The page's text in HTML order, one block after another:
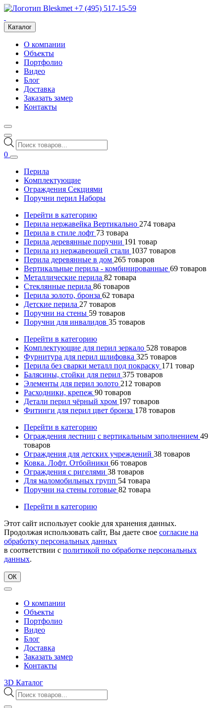
+7 (495) 517-15-59
Каталог
О компании
Объекты
Портфолио
Видео
Блог
Доставка
Заказать замер
Контакты
Поиск
товаров
0
Перила
Комплектующие
Ограждения Секциями
Поручни перил Наборы
Перейти в категорию
Перила нержавейка Вертикально 274 товара
Перила в стиле лофт 73 товара
Перила деревянные поручни 191 товар
Перила из нержавеющей стали 1037 товаров
Перила деревянные в дом 265 товаров
Вертикальные перила - комбинированные 69 товаров
Металлические перила 82 товара
Стеклянные перила 86 товаров
Перила золото, бронза 62 товара
Детские перила 27 товаров
Поручни на стены 59 товаров
Поручни для инвалидов 35 товаров
Перейти в категорию
Комплектующие для перил зеркало 528 товаров
Фурнитура для перил шлифовка 325 товаров
Перила без сварки металл под покраску 171 товар
Балясины, стойки для перил 375 товаров
Элементы для перил золото 212 товаров
Расходники, крепеж 90 товаров
Детали перил чёрный хром 197 товаров
Фитинги для перил цвет бронза 178 товаров
Перейти в категорию
Ограждения лестниц с вертикальным заполнением 49
товаров
Ограждения для детских учреждений 38 товаров
Ковка. Лофт. Отбойники 66 товаров
Ограждения с ригелями 38 товаров
Для маломобильных групп 54 товара
Поручни на стены готовые 82 товара
Перейти в категорию
Этот сайт использует cookie для хранения данных.
Продолжая использовать сайт, Вы даете свое согласие на
обработку персональных данных
в соответствии с политикой по обработке персональных
данных.
ОК
О компании
Объекты
Портфолио
Видео
Блог
Доставка
Заказать замер
Контакты
3D Каталог
Поиск
товаров